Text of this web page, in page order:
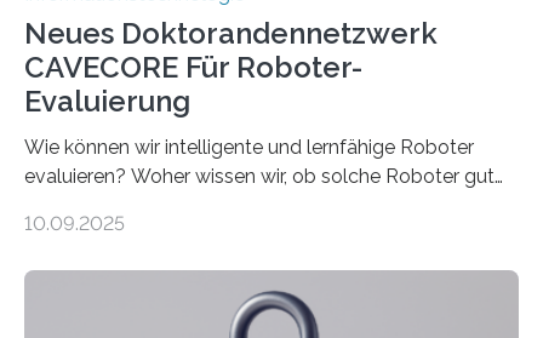
Neues Doktorandennetzwerk
CAVECORE Für Roboter-
Evaluierung
Wie können wir intelligente und lernfähige Roboter
evaluieren? Woher wissen wir, ob solche Roboter gut
sich CAVECORE – ein neues Marie Skłodowska-Curie
koordiniert wird. Ab dem 1. September werden sich
über einen Zeitraum von vier Jahren insgesamt 15
10.09.2025